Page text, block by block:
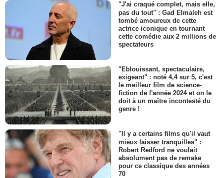
"J'ai craqué complet, mais elle,
pas du tout" : Gad Elmaleh est
tombé amoureux de cette
actrice iconique en tournant
cette comédie aux 2 millions de
spectateurs
"Eblouissant, spectaculaire,
exigeant" : noté 4,4 sur 5, c'est
le meilleur film de science-
fiction de l'année 2024 et on le
doit à un maître incontesté du
genre !
"Il y a certains films qu'il vaut
mieux laisser tranquilles" :
Robert Redford ne voulait
absolument pas de remake
pour ce classique des années
70